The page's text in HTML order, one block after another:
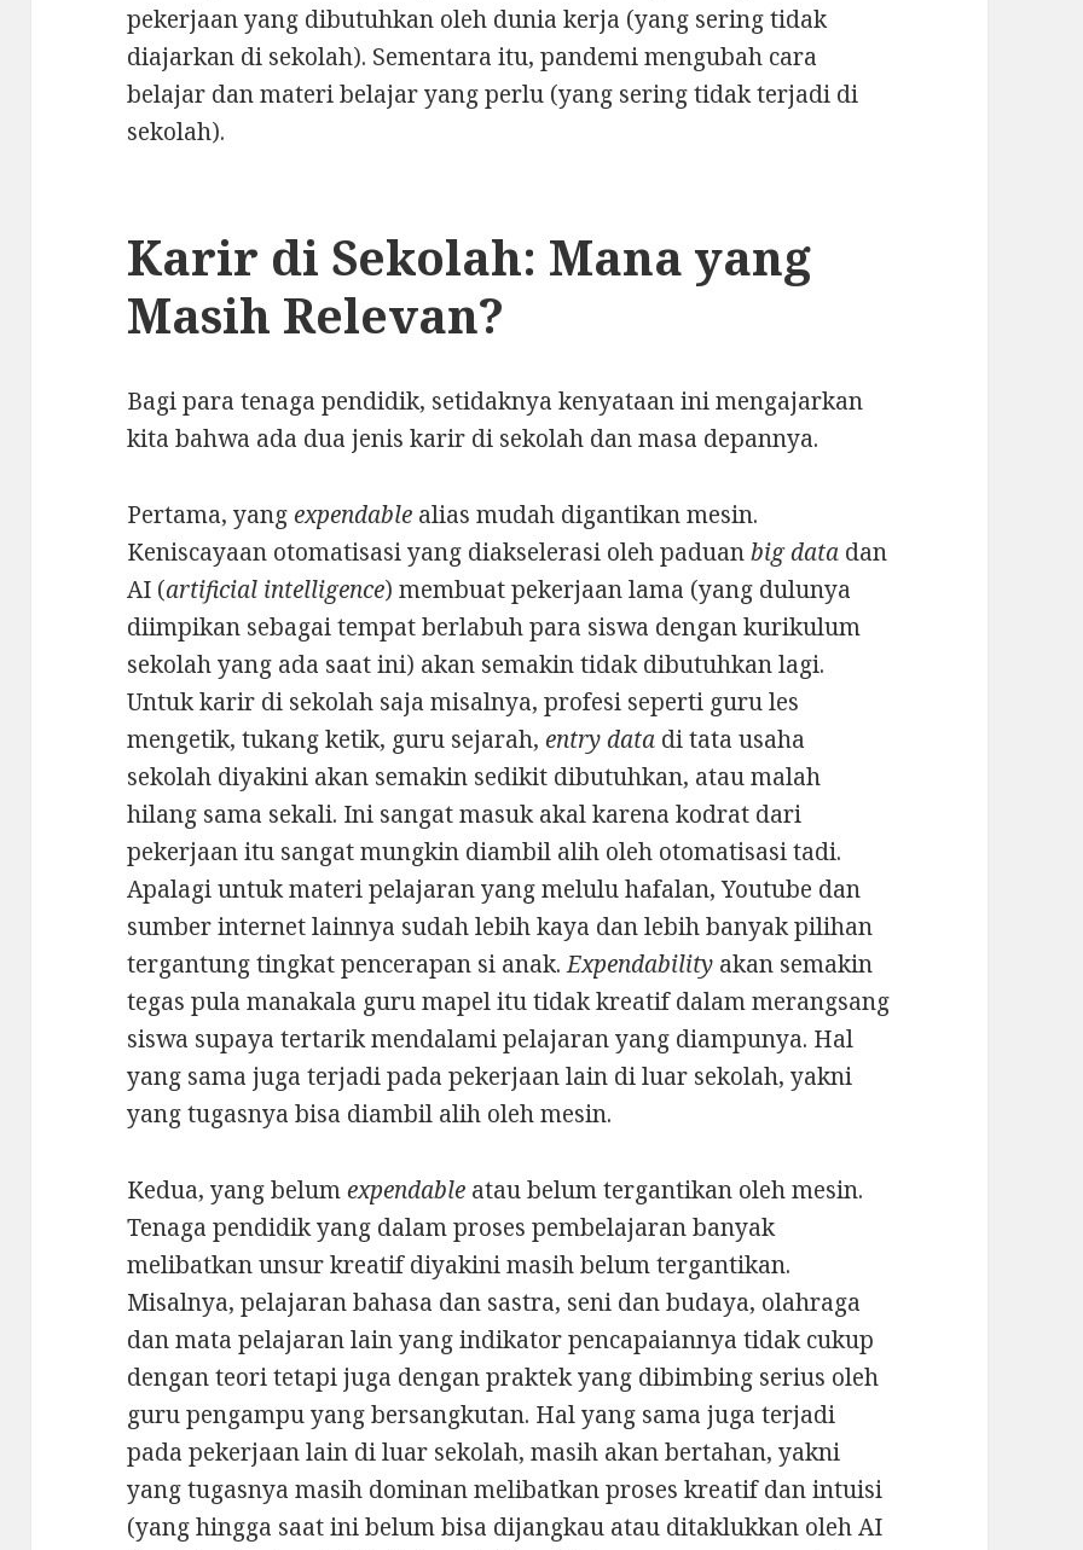
pekerjaan yang dibutuhkan oleh dunia kerja (yang sering tidak
diajarkan di sekolah). Sementara itu, pandemi mengubah cara
belajar dan materi belajar yang perlu (yang sering tidak terjadi di
sekolah).
Karir di Sekolah: Mana yang
Masih Relevan?
Bagi para tenaga pendidik, setidaknya kenyataan ini mengajarkan
kita bahwa ada dua jenis karir di sekolah dan masa depannya.
Pertama, yangexpendable alias mudah digantikan mesin.
Keniscayaan otomatisasi yang diakselerasi oleh paduanbig data dan
AI (artificial intelligence) membuat pekerjaan lama (yang dulunya
diimpikan sebagai tempat berlabuh para siswa dengan kurikulum
sekolah yang ada saat ini) akan semakin tidak dibutuhkan lagi.
Untuk karir di sekolah saja misalnya, profesi seperti guru les
mengetik, tukang ketik, guru sejarah,entry data di tata usaha
sekolah diyakini akan semakin sedikit dibutuhkan, atau malah
hilang sama sekali. Ini sangat masuk akal karena kodrat dari
pekerjaan itu sangat mungkin diambil alih oleh otomatisasi tadi.
Apalagi untuk materi pelajaran yang melulu hafalan, Youtube dan
sumber internet lainnya sudah lebih kaya dan lebih banyak pilihan
tergantung tingkat pencerapan si anak.Expendability akan semakin
tegas pula manakala guru mapel itu tidak kreatif dalam merangsang
siswa supaya tertarik mendalami pelajaran yang diampunya. Hal
yang sama juga terjadi pada pekerjaan lain di luar sekolah, yakni
yang tugasnya bisa diambil alih oleh mesin.
Kedua, yang belumexpendable atau belum tergantikan oleh mesin.
Tenaga pendidik yang dalam proses pembelajaran banyak
melibatkan unsur kreatif diyakini masih belum tergantikan.
Misalnya, pelajaran bahasa dan sastra, seni dan budaya, olahraga
dan mata pelajaran lain yang indikator pencapaiannya tidak cukup
dengan teori tetapi juga dengan praktek yang dibimbing serius oleh
guru pengampu yang bersangkutan. Hal yang sama juga terjadi
pada pekerjaan lain di luar sekolah, masih akan bertahan, yakni
yang tugasnya masih dominan melibatkan proses kreatif dan intuisi
(yang hingga saat ini belum bisa dijangkau atau ditaklukkan oleh AI